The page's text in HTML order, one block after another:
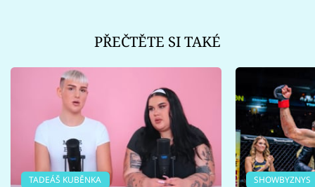
PŘEČTĚTE SI TAKÉ
TADEÁŠ KUBĚNKA SHOWBYZNYS